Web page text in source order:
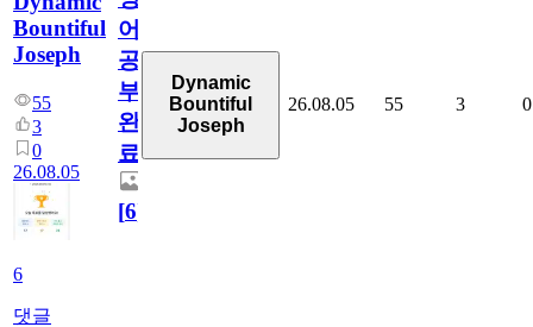
Bountiful
Joseph
55
3
0
26.08.05
6
댓글
어
공
부
완
료
[6]
Dynamic
Bountiful
Joseph
26.08.05 55 3 0